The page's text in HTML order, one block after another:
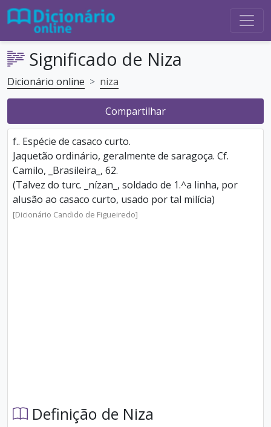
Significado de Niza
Dicionário online niza
Compartilhar
f.. Espécie de casaco curto.
Jaquetão ordinário, geralmente de saragoça. Cf.
Camilo, _Brasileira_, 62.
(Talvez do turc. _nízan_, soldado de 1.^a linha, por
alusão ao casaco curto, usado por tal milícia)
[Dicionário Candido de Figueiredo]
Definição de Niza